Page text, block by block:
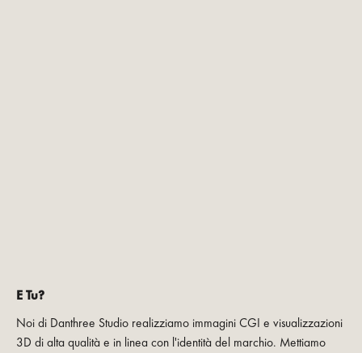
E Tu?
Noi di Danthree Studio realizziamo immagini CGI e visualizzazioni
3D di alta qualità e in linea con l'identità del marchio. Mettiamo